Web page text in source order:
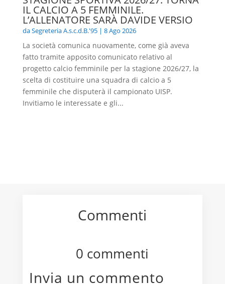
IL CALCIO A 5 FEMMINILE.
L’ALLENATORE SARÀ DAVIDE VERSIO
daSegreteria A.s.c.d.B.'95| 8 Ago 2026
La società comunica nuovamente, come già aveva
fatto tramite apposito comunicato relativo al
progetto calcio femminile per la stagione 2026/27, la
scelta di costituire una squadra di calcio a 5
femminile che disputerà il campionato UISP.
Invitiamo le interessate e gli...
Commenti
0 commenti
Invia un commento